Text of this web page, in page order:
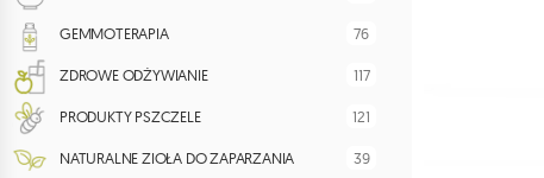
GEMMOTERAPIA 76
ZDROWE ODŻYWIANIE 117
PRODUKTY PSZCZELE 121
NATURALNE ZIOŁA DO ZAPARZANIA 39